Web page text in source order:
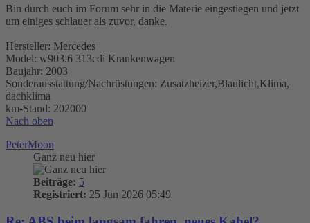
Bin durch euch im Forum sehr in die Materie eingestiegen und jetzt
um einiges schlauer als zuvor, danke.
Hersteller: Mercedes
Model: w903.6 313cdi Krankenwagen
Baujahr: 2003
Sonderausstattung/Nachrüstungen: Zusatzheizer,Blaulicht,Klima,
dachklima
km-Stand: 202000
Nach oben
PeterMoon
Ganz neu hier
Beiträge: 5
Registriert: 25 Jun 2026 05:49